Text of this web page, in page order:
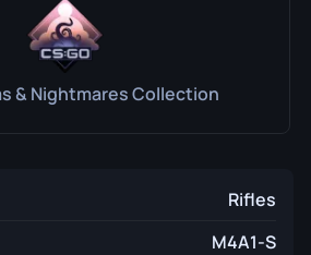
& Nightmares Collection
Rifles
M4A1-S